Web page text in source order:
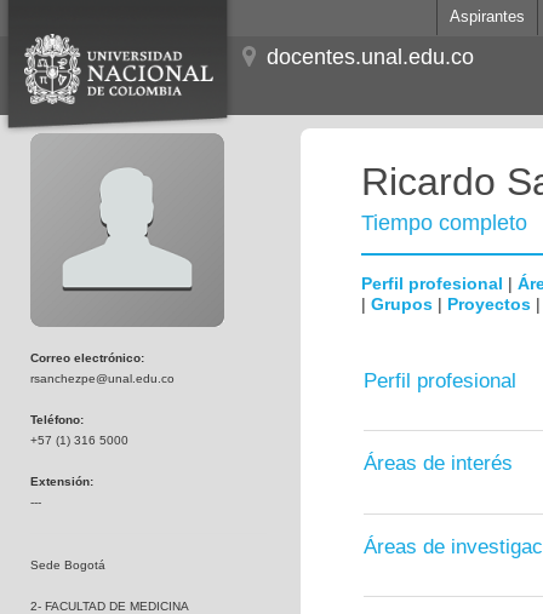
Aspirantes
docentes.unal.edu.co
Correo electrónico:
rsanchezpe@unal.edu.co
Teléfono:
+57 (1) 316 5000
Extensión:
---
Sede Bogotá
2- FACULTAD DE MEDICINA
Ricardo
Tiempo completo
Perfil profesional |
| Grupos | Proyectos
Perfil profesional
Áreas de interés
Áreas de